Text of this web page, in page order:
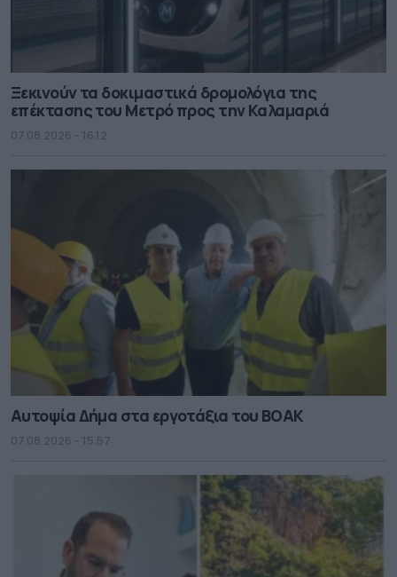
Ξεκινούν τα δοκιμαστικά δρομολόγια της
επέκτασης του Μετρό προς την Καλαμαριά
07.08.2026 - 16.12
Αυτοψία Δήμα στα εργοτάξια του ΒΟΑΚ
07.08.2026 - 15.57